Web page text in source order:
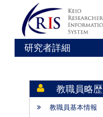
研究者詳細
教職員略歴
教職員基本情報